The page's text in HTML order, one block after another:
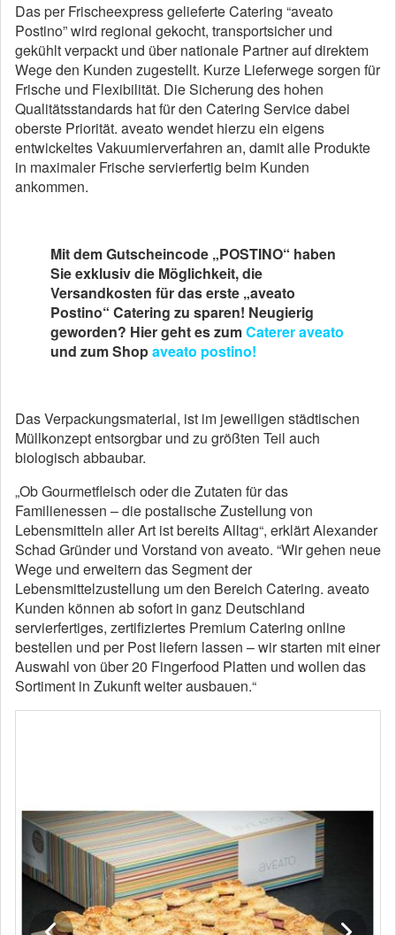
Das per Frischeexpress gelieferte Catering “aveato
Postino” wird regional gekocht, transportsicher und
gekühlt verpackt und über nationale Partner auf direktem
Wege den Kunden zugestellt. Kurze Lieferwege sorgen für
Frische und Flexibilität. Die Sicherung des hohen
Qualitätsstandards hat für den Catering Service dabei
oberste Priorität. aveato wendet hierzu ein eigens
entwickeltes Vakuumierverfahren an, damit alle Produkte
in maximaler Frische servierfertig beim Kunden
ankommen.
Mit dem Gutscheincode „POSTINO“ haben
Sie exklusiv die Möglichkeit, die
Versandkosten für das erste „aveato
Postino“ Catering zu sparen! Neugierig
geworden? Hier geht es zumCaterer aveato
und zum Shopaveato postino!
Das Verpackungsmaterial, ist im jeweiligen städtischen
Müllkonzept entsorgbar und zu größten Teil auch
biologisch abbaubar.
„Ob Gourmetfleisch oder die Zutaten für das
Familienessen – die postalische Zustellung von
Lebensmitteln aller Art ist bereits Alltag“, erklärt Alexander
Schad Gründer und Vorstand von aveato. “Wir gehen neue
Wege und erweitern das Segment der
Lebensmittelzustellung um den Bereich Catering. aveato
Kunden können ab sofort in ganz Deutschland
servierfertiges, zertifiziertes Premium Catering online
bestellen und per Post liefern lassen – wir starten mit einer
Auswahl von über 20 Fingerfood Platten und wollen das
Sortiment in Zukunft weiter ausbauen.“